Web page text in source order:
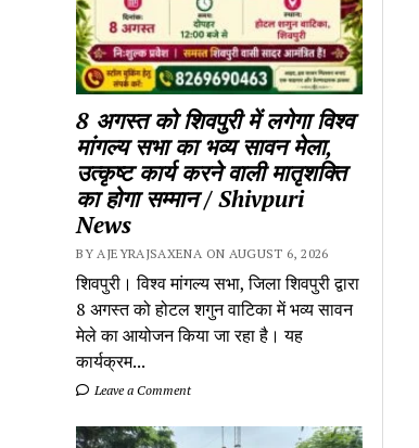
8 अगस्त को शिवपुरी में लगेगा विश्व
मांगल्य सभा का भव्य सावन मेला,
उत्कृष्ट कार्य करने वाली मातृशक्ति
का होगा सम्मान / Shivpuri
News
BY AJEYRAJSAXENA ON AUGUST 6, 2026
शिवपुरी। विश्व मांगल्य सभा, जिला शिवपुरी द्वारा
8 अगस्त को होटल शगुन वाटिका में भव्य सावन
मेले का आयोजन किया जा रहा है। यह
कार्यक्रम...
Leave a Comment